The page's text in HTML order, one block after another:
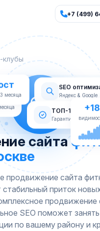
+7 (499)
клубы
сайта
продвижение сайта
приток
продвижение
SEO поможет занять
по вашему району и
SEO
Яндекс & Google
ТОП-10 Яндекс
Гарантия по
месяца